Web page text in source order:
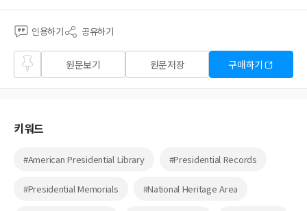
인용하기 공유하기
즐겨
찾기
원문보기 원문저장 구매하기
키워드
#American Presidential Library #Presidential Records
#Presidential Memorials #National Heritage Area